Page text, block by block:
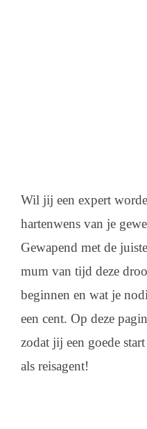
Wil jij een expert
hartenwens van je
Gewapend met de
mum van tijd deze
beginnen en wat je
een cent. Op deze
zodat jij een goede
als reisagent!